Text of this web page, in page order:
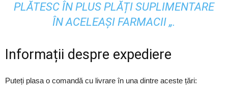
PLĂTESC ÎN PLUS PLĂȚI SUPLIMENTARE
ÎN ACELEAȘI FARMACII „.
Informații despre expediere
Puteți plasa o comandă cu livrare în una dintre aceste țări: